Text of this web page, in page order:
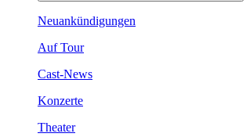
Neuankündigungen
Auf Tour
Cast-News
Konzerte
Theater